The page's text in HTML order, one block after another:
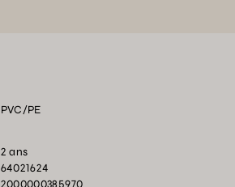
PVC/PE
2 ans
64021624
2000000385970